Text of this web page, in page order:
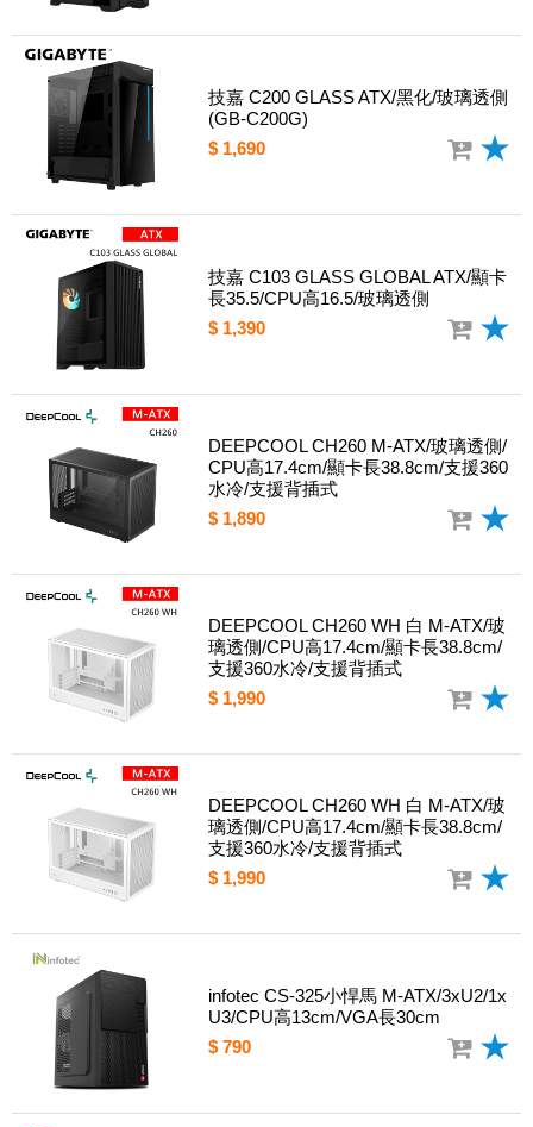
技嘉 C200 GLASS ATX/黑化/玻璃透側
(GB-C200G)
$ 1,690
技嘉 C103 GLASS GLOBAL ATX/顯卡
長35.5/CPU高16.5/玻璃透側
$ 1,390
DEEPCOOL CH260 M-ATX/玻璃透側/
CPU高17.4cm/顯卡長38.8cm/支援360
水冷/支援背插式
$ 1,890
DEEPCOOL CH260 WH 白 M-ATX/玻
璃透側/CPU高17.4cm/顯卡長38.8cm/
支援360水冷/支援背插式
$ 1,990
DEEPCOOL CH260 WH 白 M-ATX/玻
璃透側/CPU高17.4cm/顯卡長38.8cm/
支援360水冷/支援背插式
$ 1,990
infotec CS-325小悍馬 M-ATX/3xU2/1x
U3/CPU高13cm/VGA長30cm
$ 790